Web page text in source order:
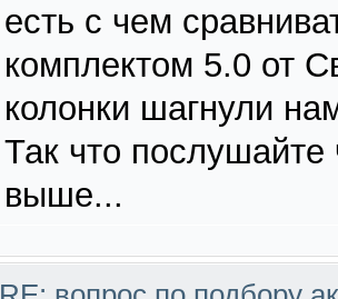
есть с чем
комплектом 5.0 от
колонки шагнули
Так что
выше...